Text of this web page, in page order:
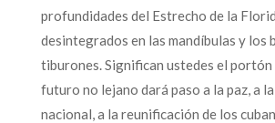
profundidades del Estrecho de la
desintegrados en las mandíbulas y los
tiburones. Significan ustedes el portón
futuro no lejano dará paso a la paz, a
nacional, a la reunificación de los